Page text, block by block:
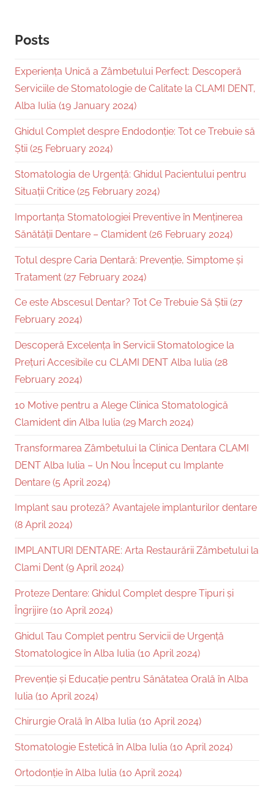
Posts
Experiența Unică a Zâmbetului Perfect: Descoperă
Serviciile de Stomatologie de Calitate la CLAMI DENT,
Alba Iulia (19 January 2024)
Ghidul Complet despre Endodonție: Tot ce Trebuie să
Știi (25 February 2024)
Stomatologia de Urgență: Ghidul Pacientului pentru
Situații Critice (25 February 2024)
Importanța Stomatologiei Preventive în Menținerea
Sănătății Dentare – Clamident (26 February 2024)
Totul despre Caria Dentară: Prevenție, Simptome și
Tratament (27 February 2024)
Ce este Abscesul Dentar? Tot Ce Trebuie Să Știi (27
February 2024)
Descoperă Excelența în Servicii Stomatologice la
Prețuri Accesibile cu CLAMI DENT Alba Iulia (28
February 2024)
10 Motive pentru a Alege Clinica Stomatologică
Clamident din Alba Iulia (29 March 2024)
Transformarea Zâmbetului la Clinica Dentara CLAMI
DENT Alba Iulia – Un Nou Început cu Implante
Dentare (5 April 2024)
Implant sau proteză? Avantajele implanturilor dentare
(8 April 2024)
IMPLANTURI DENTARE: Arta Restaurării Zâmbetului la
Clami Dent (9 April 2024)
Proteze Dentare: Ghidul Complet despre Tipuri și
Îngrijire (10 April 2024)
Ghidul Tau Complet pentru Servicii de Urgență
Stomatologice în Alba Iulia (10 April 2024)
Prevenție și Educație pentru Sănătatea Orală în Alba
Iulia (10 April 2024)
Chirurgie Orală în Alba Iulia (10 April 2024)
Stomatologie Estetică în Alba Iulia (10 April 2024)
Ortodonție în Alba Iulia (10 April 2024)